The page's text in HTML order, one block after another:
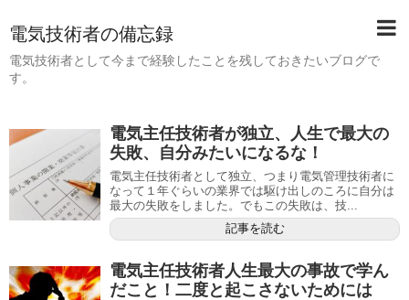
電気技術者の備忘録
電気技術者として今まで経験したことを残しておきたいブログで
す。
電気主任技術者が独立、人生で最大の
失敗、自分みたいになるな！
電気主任技術者として独立、つまり電気管理技術者に
なって１年ぐらいの業界では駆け出しのころに自分は
最大の失敗をしました。でもこの失敗は、技...
記事を読む
電気主任技術者人生最大の事故で学ん
だこと！二度と起こさないためには